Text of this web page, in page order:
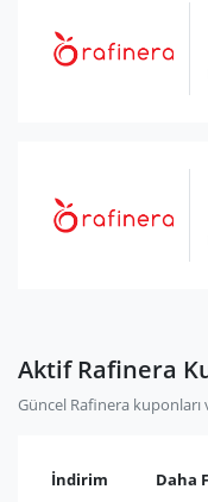
Aktif Rafinera
Güncel Rafinera kuponları
İndirim Daha